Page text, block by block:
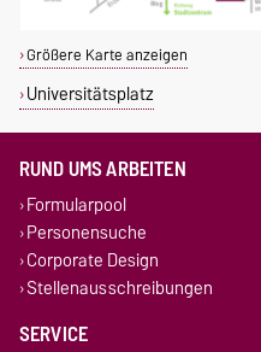
Größere Karte anzeigen
Universitätsplatz
RUND UMS ARBEITEN
Formularpool
Personensuche
Corporate Design
Stellenausschreibungen
SERVICE